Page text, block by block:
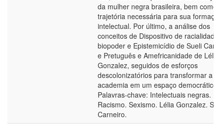
da mulher negra brasileira, bem como
trajetória necessária para sua
intelectual. Por último, a análise dos
conceitos de Dispositivo de racialidade/
biopoder e Epistemicídio de Sueli
e Pretuguês e Amefricanidade de Lélia
Gonzalez, seguidos de esforços
descolonizatórios para transformar a
academia em um espaço democrático.
Palavras-chave: Intelectuais negras.
Racismo. Sexismo. Lélia Gonzalez.
Carneiro.